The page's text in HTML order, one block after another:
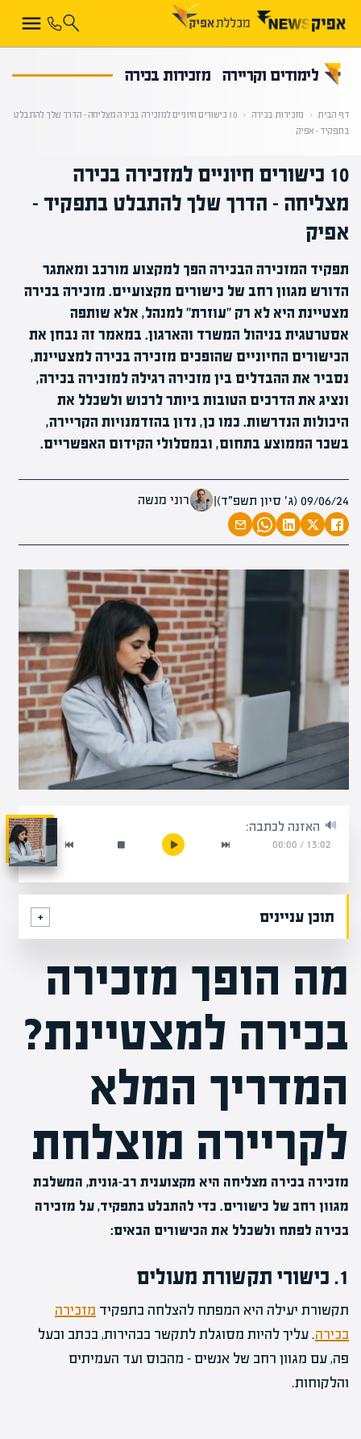
לימודים וקריירה מזכירות בכירה
דף הבית ‹ מזכירות בכירה ‹
10 כישורים חיוניים למזכירה בכירה מצליחה – הדרך שלך להתבלט
בתפקיד – אפיק
10 כישורים חיוניים למזכירה בכירה
מצליחה – הדרך שלך להתבלט בתפקיד –
אפיק
תפקיד המזכירה הבכירה הפך למקצוע מורכב ומאתגר
הדורש מגוון רחב של כישורים מקצועיים. מזכירה בכירה
מצטיינת היא לא רק "עוזרת" למנהל, אלא שותפה
אסטרטגית בניהול המשרד והארגון. במאמר זה נבחן את
הכישורים החיוניים שהופכים מזכירה בכירה למצטיינת,
נסביר את ההבדלים בין מזכירה רגילה למזכירה בכירה,
ונציג את הדרכים הטובות ביותר לרכוש ולשכלל את
היכולות הנדרשות. כמו כן, נדון בהזדמנויות הקריירה,
בשכר הממוצע בתחום, ובמסלולי הקידום האפשריים.
09/06/24 (ג׳ סיון תשפ״ד) | רוני מנשה
האזנה לכתבה:
13:02
/
00:00
תוכן עניינים
מה הופך מזכירה
בכירה למצטיינת?
המדריך המלא
לקריירה מוצלחת
מזכירה בכירה מצליחה היא מקצוענית רב-גונית, המשלבת
מגוון רחב של כישורים. כדי להתבלט בתפקיד, על מזכירה
בכירה לפתח ולשכלל את הכישורים הבאים:
1. כישורי תקשורת מעולים
תקשורת יעילה היא המפתח להצלחה בתפקיד מזכירה
בכירה. עליך להיות מסוגלת לתקשר בבהירות, בכתב ובעל
פה, עם מגוון רחב של אנשים – מהבוס ועד העמיתים
והלקוחות.